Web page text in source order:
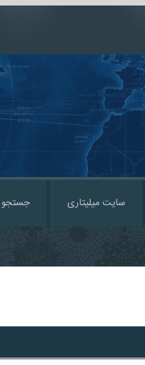
سایت میلیتاری جستجو